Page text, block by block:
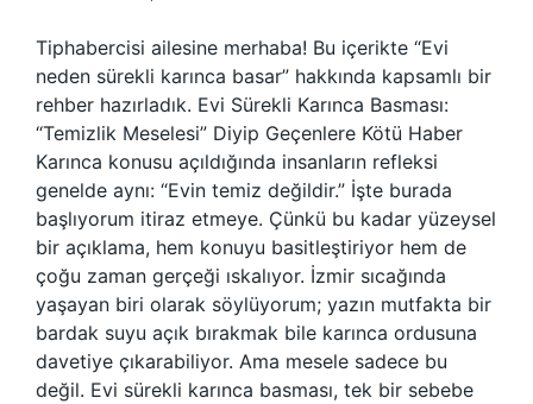
Tiphabercisi ailesine merhaba! Bu içerikte “Evi
neden sürekli karınca basar” hakkında kapsamlı bir
rehber hazırladık. Evi Sürekli Karınca Basması:
“Temizlik Meselesi” Diyip Geçenlere Kötü Haber
Karınca konusu açıldığında insanların refleksi
genelde aynı: “Evin temiz değildir.” İşte burada
başlıyorum itiraz etmeye. Çünkü bu kadar yüzeysel
bir açıklama, hem konuyu basitleştiriyor hem de
çoğu zaman gerçeği ıskalıyor. İzmir sıcağında
yaşayan biri olarak söylüyorum; yazın mutfakta bir
bardak suyu açık bırakmak bile karınca ordusuna
davetiye çıkarabiliyor. Ama mesele sadece bu
değil. Evi sürekli karınca basması, tek bir sebebe